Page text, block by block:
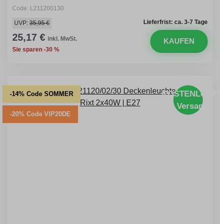
Code: L211200130
Lieferfrist: ca. 3-7 Tage
UVP: 35,95 €
25,17 € inkl. MwSt.
Sie sparen -30 %
KAUFEN
-14% Code SOMMER
-20% Code VIP20DE
Versand